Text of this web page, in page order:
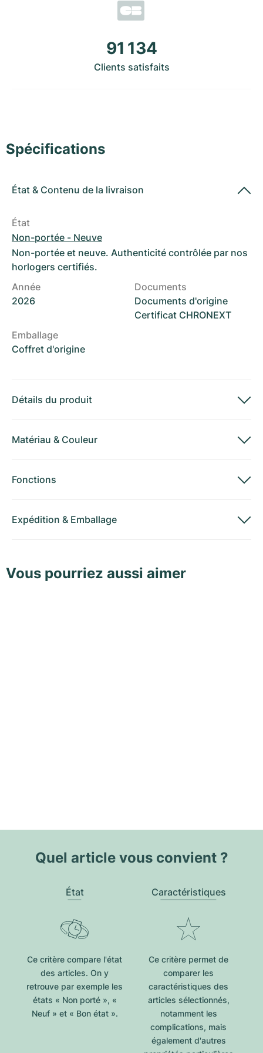
91 134
Clients satisfaits
Spécifications
État & Contenu de la livraison
État
Non-portée - Neuve
Non-portée et neuve. Authenticité contrôlée par nos
horlogers certifiés.
Année
2026
Documents
Documents d'origine
Certificat CHRONEXT
Emballage
Coffret d'origine
Détails du produit
Matériau & Couleur
Fonctions
Expédition & Emballage
Vous pourriez aussi aimer
Quel article vous convient ?
État
Ce critère compare l'état
des articles. On y
retrouve par exemple les
états « Non porté », «
Neuf » et « Bon état ».
Caractéristiques
Ce critère permet de
comparer les
caractéristiques des
articles sélectionnés,
notamment les
complications, mais
également d'autres